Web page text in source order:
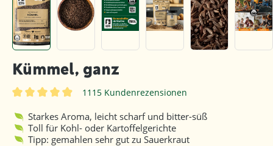
Kümmel, ganz
1115 Kundenrezensionen
Starkes Aroma, leicht scharf und bitter-süß
Toll für Kohl- oder Kartoffelgerichte
Tipp: gemahlen sehr gut zu Sauerkraut